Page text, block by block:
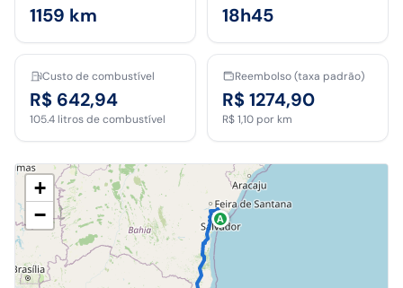
1159 km 18h45
Custo de combustível
R$ 642,94
105.4 litros de combustível
Reembolso (taxa padrão)
R$ 1274,90
R$ 1,10 por km
A
+
−